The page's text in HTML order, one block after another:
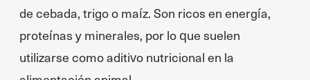
de cebada, trigo o maíz. Son ricos en energía,
proteínas y minerales, por lo que suelen
utilizarse como aditivo nutricional en la